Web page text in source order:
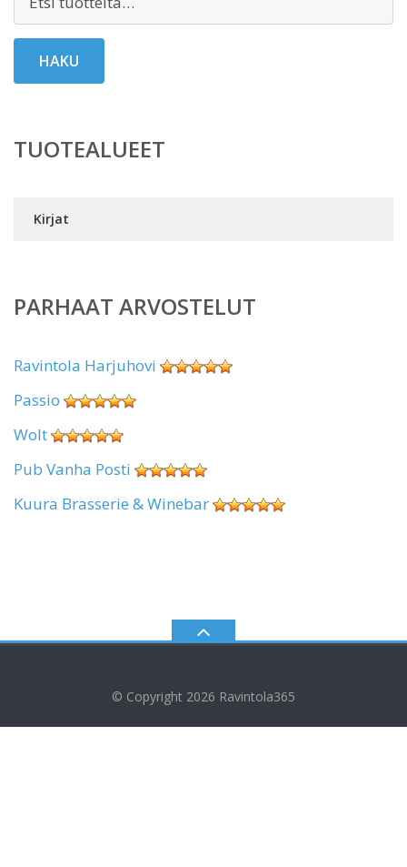
HAKU
TUOTEALUEET
Kirjat
PARHAAT ARVOSTELUT
Ravintola Harjuhovi
Passio
Wolt
Pub Vanha Posti
Kuura Brasserie & Winebar
© Copyright 2026 Ravintola365